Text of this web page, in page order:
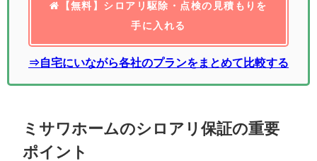
【無料】シロアリ駆除・点検の見積もりを
手に入れる
⇒自宅にいながら各社のプランをまとめて比較する
ミサワホームのシロアリ保証の重要
ポイント